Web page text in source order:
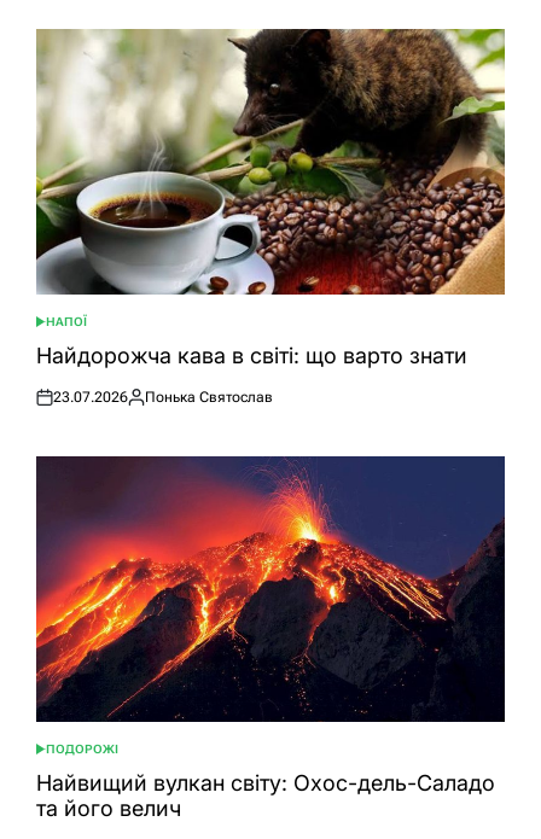
ОПУБЛІКУВАТИ
У
НАПОЇ
Найдорожча кава в світі: що варто знати
Оприлюднено
23.07.2026
Опубліковано
Понька Святослав
ОПУБЛІКУВАТИ
У
ПОДОРОЖІ
Найвищий вулкан світу: Охос-дель-Саладо
та його велич